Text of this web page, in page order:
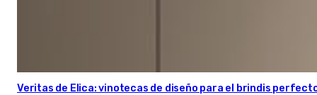
Veritas de Elica: vinotecas de diseño para el brindis